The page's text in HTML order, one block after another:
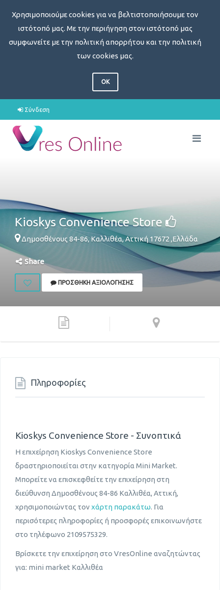
Χρησιμοποιούμε cookies για να βελτιστοποιήσουμε τον
ιστότοπό μας. Με την περιήγηση στον ιστότοπό μας
συμφωνείτε με την πολιτική απορρήτου και την πολιτική
των cookies μας.
OK
Σύνδεση
Kioskys Convenience Store
Δημοσθένους 84-86,Καλλιθέα,Αττική17672,Ελλάδα
Share
ΠΡΟΣΘΉΚΗ ΑΞΙΟΛΌΓΗΣΗΣ
Πληροφορίες
Kioskys Convenience Store - Συνοπτικά
Η επιχείρηση Kioskys Convenience Store
δραστηριοποιείται στην κατηγορία Mini Μarket.
Μπορείτε να επισκεφθείτε την επιχείρηση στη
διεύθυνση Δημοσθένους 84-86 Καλλιθέα, Αττική,
χρησιμοποιώντας τον χάρτη παρακάτω. Για
περισότερες πληροφορίες ή προσφορές επικοινωνήστε
στο τηλέφωνο 2109575329.
Βρίσκετε την επιχείρηση στο VresOnline αναζητώντας
για: mini market Καλλιθέα